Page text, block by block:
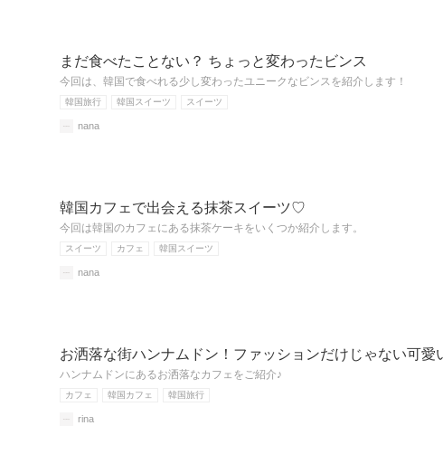
まだ食べたことない？ ちょっと変わったビンス
今回は、韓国で食べれる少し変わったユニークなビンスを紹介します！
韓国旅行 韓国スイーツ スイーツ
nana
韓国カフェで出会える抹茶スイーツ♡
今回は韓国のカフェにある抹茶ケーキをいくつか紹介します。
スイーツ カフェ 韓国スイーツ
nana
お洒落な街ハンナムドン！ファッションだけじゃない可愛
ハンナムドンにあるお洒落なカフェをご紹介♪
カフェ 韓国カフェ 韓国旅行
rina